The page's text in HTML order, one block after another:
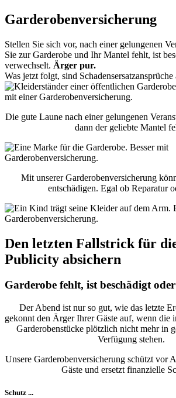
Garderobenversicherung
Stellen Sie sich vor, nach einer gelungenen
Sie zur Garderobe und Ihr Mantel fehlt, ist
verwechselt. Ärger pur.
Was jetzt folgt, sind Schadensersatzansprüche
Die gute Laune nach einer gelungenen
dann der geliebte Mantel
Mit unserer Garderobenversicherung
entschädigen. Egal ob Reparatur
Den letzten Fallstrick für
Publicity absichern
Garderobe fehlt, ist beschädigt
Der Abend ist nur so gut, wie das letzte
gekonnt den Ärger Ihrer Gäste auf, wenn die
Garderobenstücke plötzlich nicht mehr in
Verfügung stehen.
Unsere Garderobenversicherung schützt vor
Gäste und ersetzt finanzielle
Schutz ...